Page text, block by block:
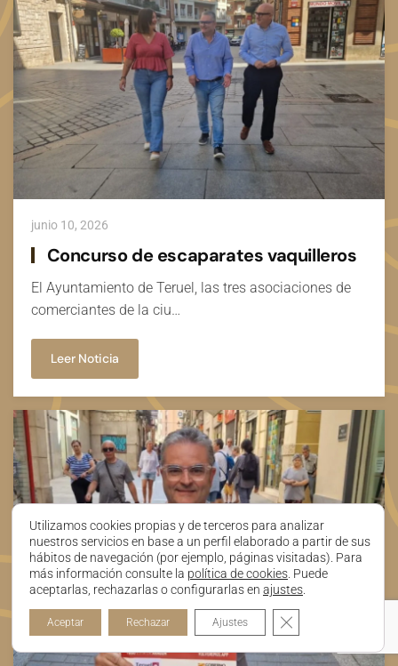
junio 10, 2026
Concurso de escaparates vaquilleros
El Ayuntamiento de Teruel, las tres asociaciones de
comerciantes de la ciu…
Leer Noticia
Utilizamos cookies propias y de terceros para analizar
nuestros servicios en base a un perfil elaborado a partir de sus
hábitos de navegación (por ejemplo, páginas visitadas). Para
más información consulte la política de cookies . Puede
aceptarlas, rechazarlas o configurarlas en ajustes
Aceptar Rechazar Ajustes Cerrar el banner de